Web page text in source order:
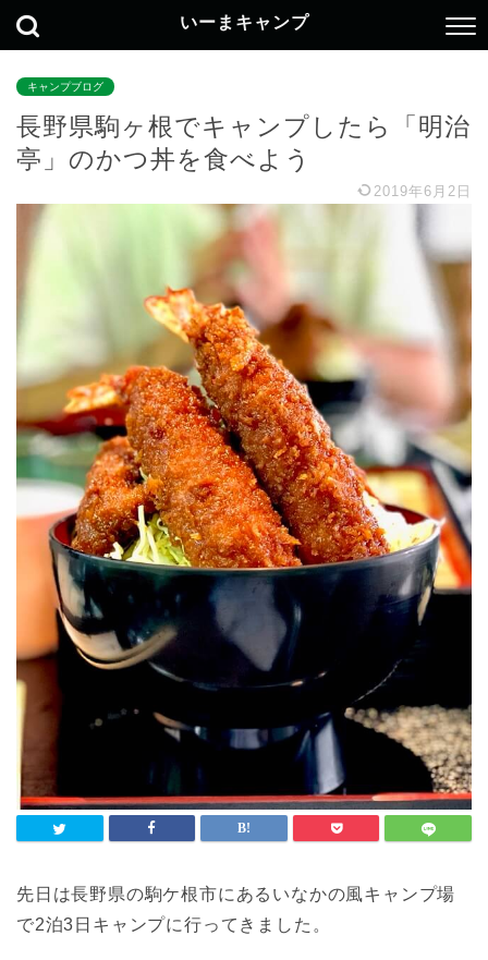
いーまキャンプ
キャンプブログ
長野県駒ヶ根でキャンプしたら「明治
亭」のかつ丼を食べよう
2019年6月2日
先日は長野県の駒ケ根市にあるいなかの風キャンプ場
で2泊3日キャンプに行ってきました。